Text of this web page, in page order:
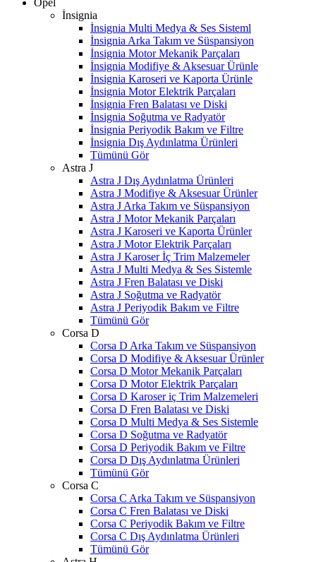
Opel
İnsignia
İnsignia Multi Medya & Ses Sisteml
İnsignia Arka Takım ve Süspansiyon
İnsignia Motor Mekanik Parçaları
İnsignia Modifiye & Aksesuar Ürünle
İnsignia Karoseri ve Kaporta Ürünle
İnsignia Motor Elektrik Parçaları
İnsignia Fren Balatası ve Diski
İnsignia Soğutma ve Radyatör
İnsignia Periyodik Bakım ve Filtre
İnsignia Dış Aydınlatma Ürünleri
Tümünü Gör
Astra J
Astra J Dış Aydınlatma Ürünleri
Astra J Modifiye & Aksesuar Ürünler
Astra J Arka Takım ve Süspansiyon
Astra J Motor Mekanik Parçaları
Astra J Karoseri ve Kaporta Ürünler
Astra J Motor Elektrik Parçaları
Astra J Karoser İç Trim Malzemeler
Astra J Multi Medya & Ses Sistemle
Astra J Fren Balatası ve Diski
Astra J Soğutma ve Radyatör
Astra J Periyodik Bakım ve Filtre
Tümünü Gör
Corsa D
Corsa D Arka Takım ve Süspansiyon
Corsa D Modifiye & Aksesuar Ürünler
Corsa D Motor Mekanik Parçaları
Corsa D Motor Elektrik Parçaları
Corsa D Karoser iç Trim Malzemeleri
Corsa D Fren Balatası ve Diski
Corsa D Multi Medya & Ses Sistemle
Corsa D Soğutma ve Radyatör
Corsa D Periyodik Bakım ve Filtre
Corsa D Dış Aydınlatma Ürünleri
Tümünü Gör
Corsa C
Corsa C Arka Takım ve Süspansiyon
Corsa C Fren Balatası ve Diski
Corsa C Periyodik Bakım ve Filtre
Corsa C Dış Aydınlatma Ürünleri
Tümünü Gör